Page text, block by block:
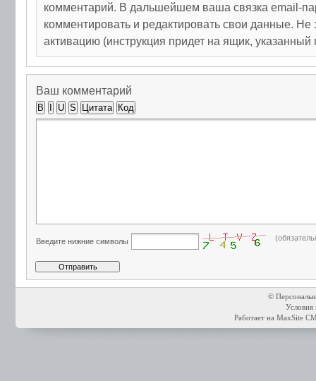
комментарий. В дальшейшем ваша связка email-
комментировать и редактировать свои данные. Не
активацию (инструкция придет на ящик, указанный
Ваш комментарий
B U S Цитата Код
Введите нижние символы
©
Условия
Работает на MaxSite